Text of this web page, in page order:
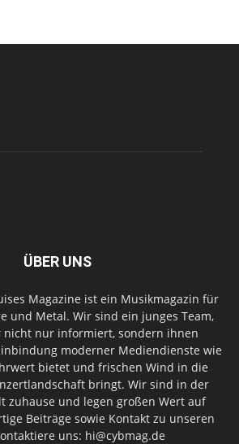
ÜBER UNS
Magazine ist ein Musikmagazin für
und Metal. Wir sind ein junges Team,
nicht nur informiert, sondern ihnen
moderner Mediendienste wie
bietet und frischen Wind in die
bringt. Wir sind in der
zuhause und legen großen Wert auf
Beiträge sowie Kontakt zu unseren
uns: hi@cybmag.de